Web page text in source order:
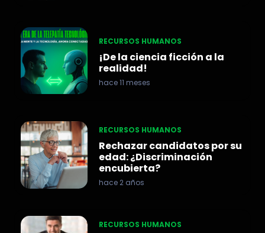
RECURSOS HUMANOS
¡De la ciencia ficción a la
realidad!
hace 11 meses
RECURSOS HUMANOS
Rechazar candidatos por su
edad: ¿Discriminación
encubierta?
hace 2 años
RECURSOS HUMANOS